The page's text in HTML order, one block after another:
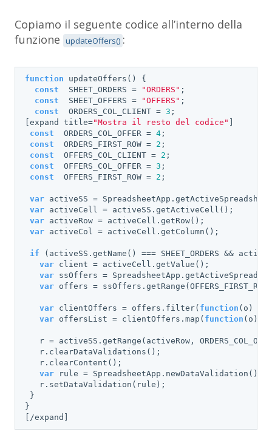
Copiamo il seguente codice all’interno della
funzione updateOffers() :
function updateOffers ( ) {
const
  SHEET_ORDERS =
"ORDERS" ;
const
  SHEET_OFFERS =
"OFFERS" ;
const
  ORDERS_COL_CLIENT =
3 ;
[expand title="Mostra il resto del codice"
const
  ORDERS_COL_OFFER =
4 ;
const
  ORDERS_FIRST_ROW =
2 ;
const
  OFFERS_COL_CLIENT =
2 ;
const
  OFFERS_COL_OFFER =
3 ;
const
  OFFERS_FIRST_ROW =
2 ;
var activeSS =
var activeCell = activeSS.getActiveCell();
var activeRow = activeCell.getRow();
var activeCol = activeCell.getColumn();
if (activeSS.getName() === SHEET_ORDERS &&
var client = activeCell.getValue();
var ssOffers =
var offers =
var clientOffers = offers.filter( function ( o )
var offersList = clientOffers.map( function ( o )
r = activeSS.getRange(activeRow,
   r.clearDataValidations();
   r.clearContent();
var rule =
   r.setDataValidation(rule);
}
}
/expand]